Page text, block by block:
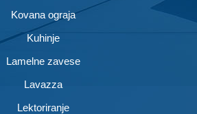
Kovana ograja
Kuhinje
Lamelne zavese
Lavazza
Lektoriranje